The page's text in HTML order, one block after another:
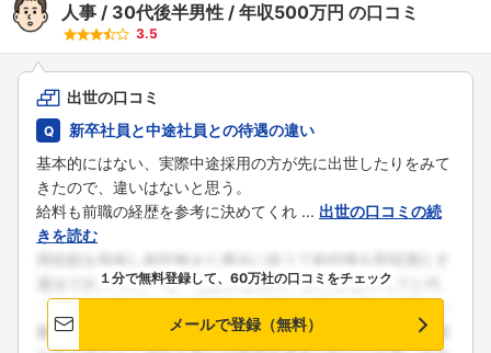
人事 30代後半男性 年収500万円 の口コミ
3.5
出世の口コミ
新卒社員と中途社員との待遇の違い
基本的にはない、実際中途採用の方が先に出世したりをみて
きたので、違いはないと思う。
給料も前職の経歴を参考に決めてくれ ... 出世の口コミの続
きを読む
１分で無料登録して、60万社の口コミをチェック
メールで登録（無料）